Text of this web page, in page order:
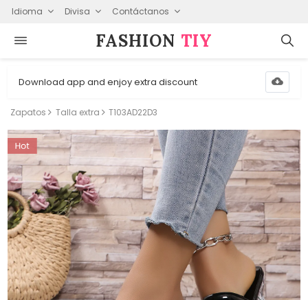
Idioma Divisa Contáctanos
FASHION⁠ TIY
Download app and enjoy extra discount
Zapatos Talla extra T103AD22D3